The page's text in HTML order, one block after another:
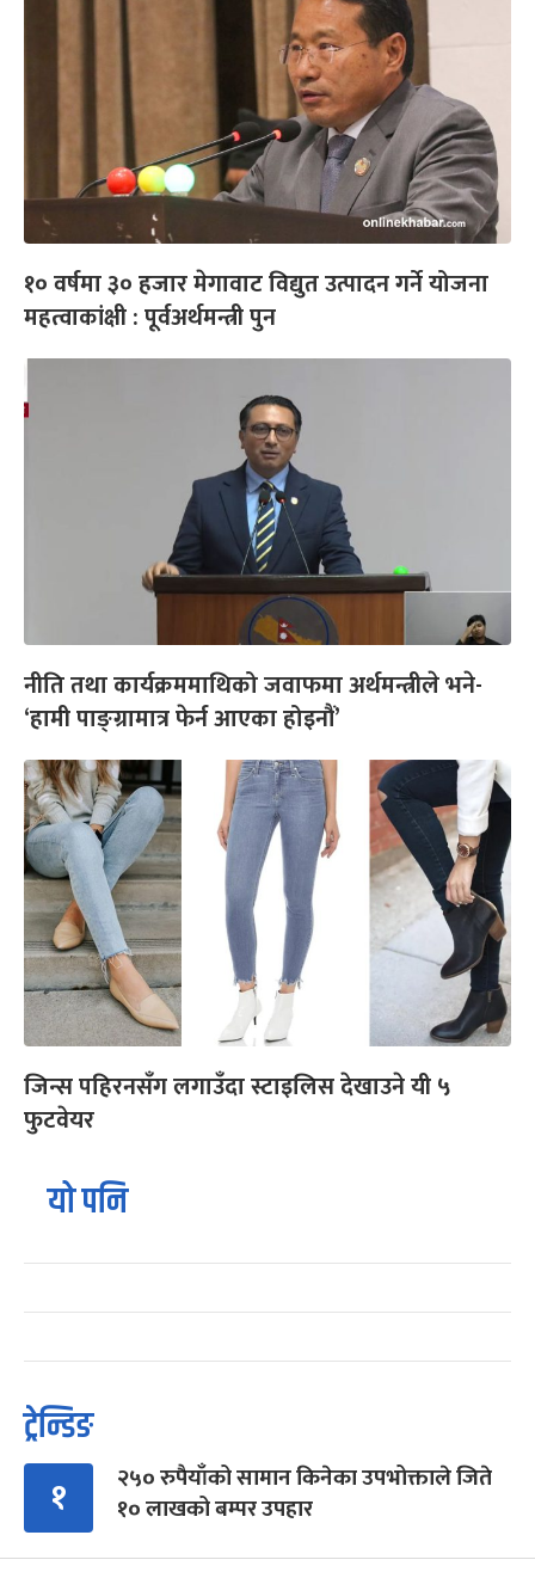
१० वर्षमा ३० हजार मेगावाट विद्युत उत्पादन गर्ने योजना
महत्वाकांक्षी : पूर्वअर्थमन्त्री पुन
नीति तथा कार्यक्रममाथिको जवाफमा अर्थमन्त्रीले भने-
‘हामी पाङ्ग्रामात्र फेर्न आएका होइनौं’
जिन्स पहिरनसँग लगाउँदा स्टाइलिस देखाउने यी ५
फुटवेयर
यो पनि
ट्रेन्डिङ
१
२५० रुपैयाँको सामान किनेका उपभोक्ताले जिते
१० लाखको बम्पर उपहार